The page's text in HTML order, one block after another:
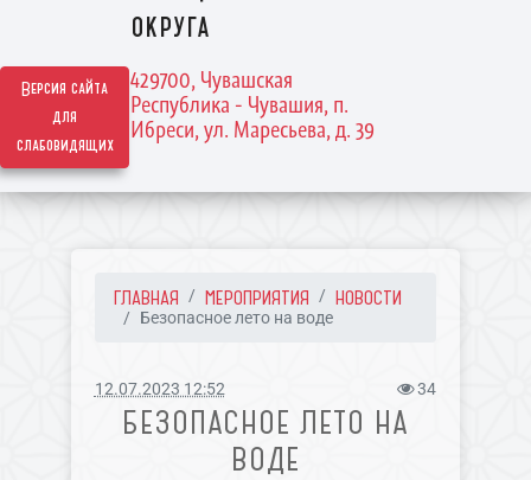
Версия сайта
для
слабовидящих
округа
429700, Чувашская
Республика - Чувашия, п.
Ибреси, ул. Маресьева, д. 39
ГЛАВНАЯ МЕРОПРИЯТИЯ НОВОСТИ
Безопасное лето на воде
12.07.2023 12:52 34
БЕЗОПАСНОЕ ЛЕТО НА
ВОДЕ